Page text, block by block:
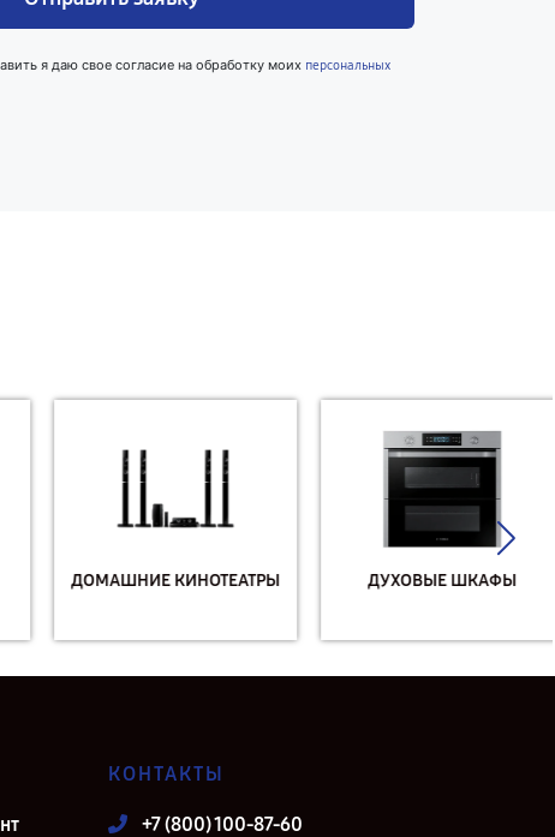
я даю свое согласие на обработку моих персональных
ДОМАШНИЕ КИНОТЕАТРЫ ДУХОВЫЕ ШКАФЫ
КОНТАКТЫ
+7 (800) 100-87-60